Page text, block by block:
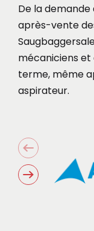
De la
après-vente
mécaniciens
terme, même
aspirateur.